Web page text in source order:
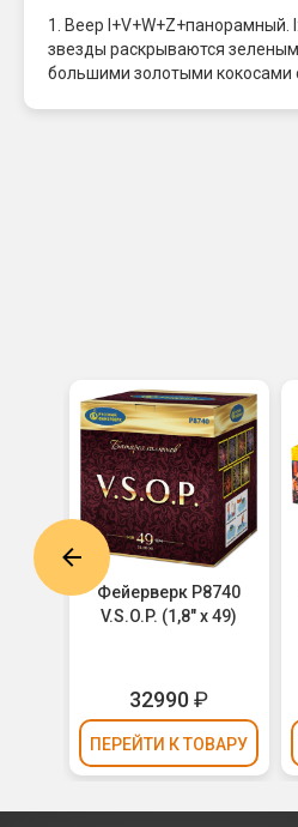
1. Веер
звезды раскрываются
большими золотыми кокосами
Фейерверк Р8740
V.S.O.P. (1,8" х 49)
32990₽
ПЕРЕЙТИ К ТОВАРУ